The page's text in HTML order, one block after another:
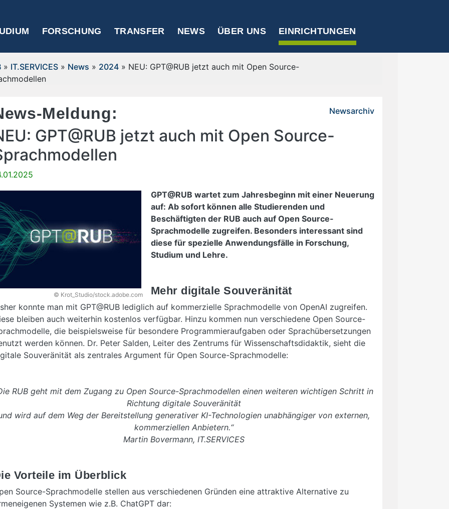
FORSCHUNG TRANSFER NEWS ÜBER UNS EINRICHTUNGEN
» IT.SERVICES » News » 2024 » NEU: GPT@RUB jetzt auch mit Open Source-
Meldung: Newsarchiv
GPT@RUB jetzt auch mit Open Source-
© Krot_Studio/stock.adobe.com
GPT@RUB wartet zum Jahresbeginn mit einer Neuerung
auf: Ab sofort können alle Studierenden und
Beschäftigten der RUB auch auf Open Source-
Sprachmodelle zugreifen. Besonders interessant sind
diese für spezielle Anwendungsfälle in Forschung,
Studium und Lehre.
Mehr digitale Souveränität
konnte man mit GPT@RUB lediglich auf kommerzielle Sprachmodelle von OpenAI zugreifen.
bleiben auch weiterhin kostenlos verfügbar. Hinzu kommen nun verschiedene Open Source-
die beispielsweise für besondere Programmieraufgaben oder Sprachübersetzungen
werden können. Dr. Peter Salden, Leiter des Zentrums für Wissenschaftsdidaktik, sieht die
Souveränität als zentrales Argument für Open Source-Sprachmodelle:
RUB geht mit dem Zugang zu Open Source-Sprachmodellen einen weiteren wichtigen Schritt in
Richtung digitale Souveränität
wird auf dem Weg der Bereitstellung generativer KI-Technologien unabhängiger von externen,
kommerziellen Anbietern.“
Martin Bovermann, IT.SERVICES
Vorteile im Überblick
Source-Sprachmodelle stellen aus verschiedenen Gründen eine attraktive Alternative zu
Systemen wie z.B. ChatGPT dar: